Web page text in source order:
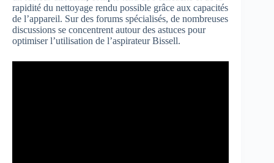
rapidité du nettoyage rendu possible grâce aux capacités
de l’appareil. Sur des forums spécialisés, de nombreuses
discussions se concentrent autour des astuces pour
optimiser l’utilisation de l’aspirateur Bissell.